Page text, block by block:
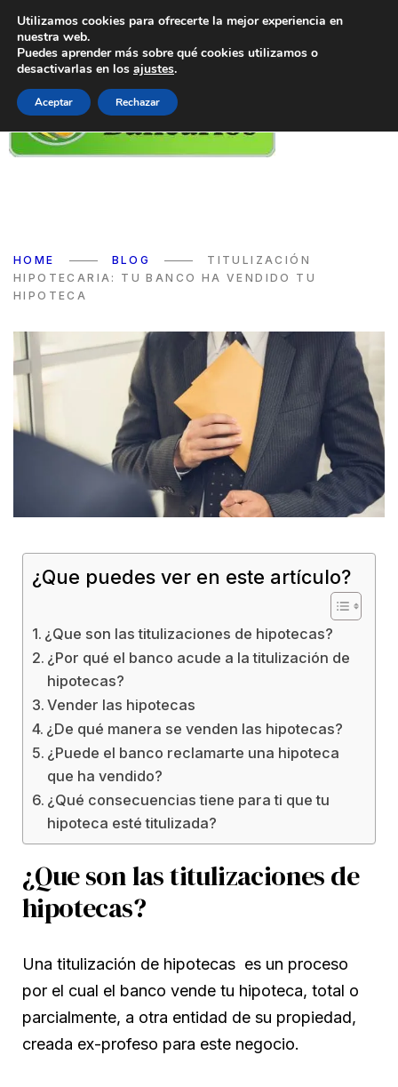
HOME BLOG
TITULIZACIÓN
HIPOTECARIA: TU BANCO HA VENDIDO TU
HIPOTECA
¿Que puedes ver en este artículo?
¿Que son las titulizaciones de hipotecas?
¿Por qué el banco acude a la titulización de
hipotecas?
Vender las hipotecas
¿De qué manera se venden las hipotecas?
¿Puede el banco reclamarte una hipoteca
que ha vendido?
¿Qué consecuencias tiene para ti que tu
hipoteca esté titulizada?
¿Que son las titulizaciones de
hipotecas?
Una titulización de hipotecas es un proceso
por el cual el banco vende tu hipoteca, total o
parcialmente, a otra entidad de su propiedad,
creada ex-profeso para este negocio.
Utilizamos cookies para ofrecerte la mejor experiencia en
nuestra web.
Puedes aprender más sobre qué cookies utilizamos o
desactivarlas en los ajustes.
Aceptar Rechazar